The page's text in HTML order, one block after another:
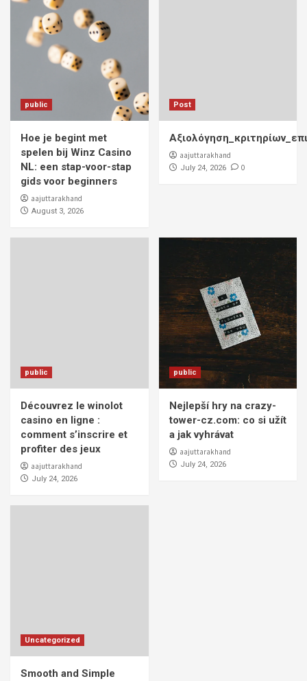
public
Hoe je begint met
spelen bij Winz Casino
NL: een stap-voor-stap
gids voor beginners
aajuttarakhand
August 3, 2026
Post
aajuttarakhand
July 24, 2026 0
public
Découvrez le winolot
casino en ligne :
comment s’inscrire et
profiter des jeux
aajuttarakhand
July 24, 2026
public
Nejlepší hry na crazy-
tower-cz.com: co si užít
a jak vyhrávat
aajuttarakhand
July 24, 2026
Uncategorized
Smooth and Simple